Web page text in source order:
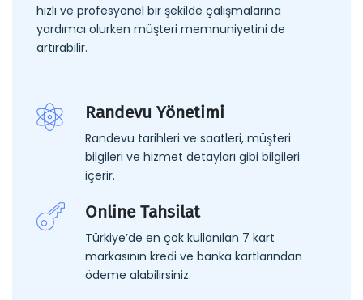
hızlı ve profesyonel bir şekilde çalışmalarına
yardımcı olurken müşteri memnuniyetini de
artırabilir.
Randevu Yönetimi
Randevu tarihleri ve saatleri, müşteri
bilgileri ve hizmet detayları gibi bilgileri
içerir.
Online Tahsilat
Türkiye’de en çok kullanılan 7 kart
markasının kredi ve banka kartlarından
ödeme alabilirsiniz.